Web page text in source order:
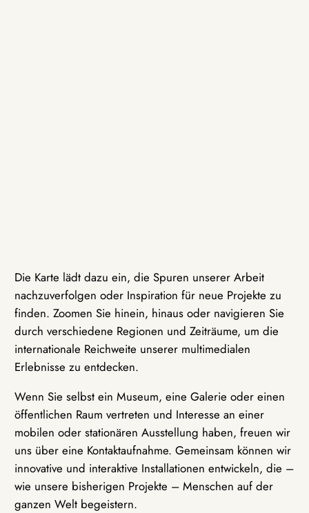
Die Karte lädt dazu ein, die Spuren unserer Arbeit
nachzuverfolgen oder Inspiration für neue Projekte zu
finden. Zoomen Sie hinein, hinaus oder navigieren Sie
durch verschiedene Regionen und Zeiträume, um die
internationale Reichweite unserer multimedialen
Erlebnisse zu entdecken.
Wenn Sie selbst ein Museum, eine Galerie oder einen
öffentlichen Raum vertreten und Interesse an einer
mobilen oder stationären Ausstellung haben, freuen wir
uns über eine Kontaktaufnahme. Gemeinsam können wir
innovative und interaktive Installationen entwickeln, die –
wie unsere bisherigen Projekte – Menschen auf der
ganzen Welt begeistern.